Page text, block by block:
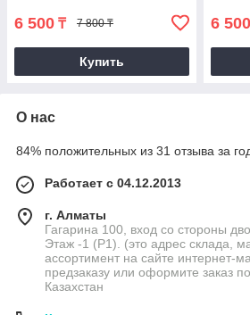
6 500 ₸ 7 800 ₸
Купить
6 500
О нас
84% положительных из 31 отзыва за
Работает с 04.12.2013
г. Алматы
Гагарина 100, вход со стороны
Этаж -1 (P1). (это адрес склада,
ассортимент на сайте интернет-
предзаказу или оформите заказ
Казахстан